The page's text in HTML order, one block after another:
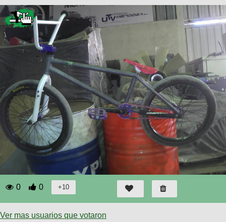
Retro
Enduro
Ranking
del
DÃA
Fotos
mas
votadas
Mis
Compras
Mis
Ventas
Calendario
viajes
Foro
viajes
Amigos
Actividad
de
Amigos
0 0
Ver mas usuarios que votaron